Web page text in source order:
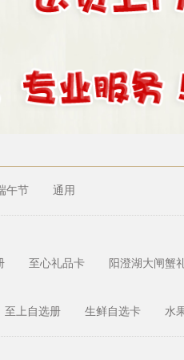
午节 通用
至心礼品卡 阳澄湖大闸蟹
至上自选册 生鲜自选卡 水